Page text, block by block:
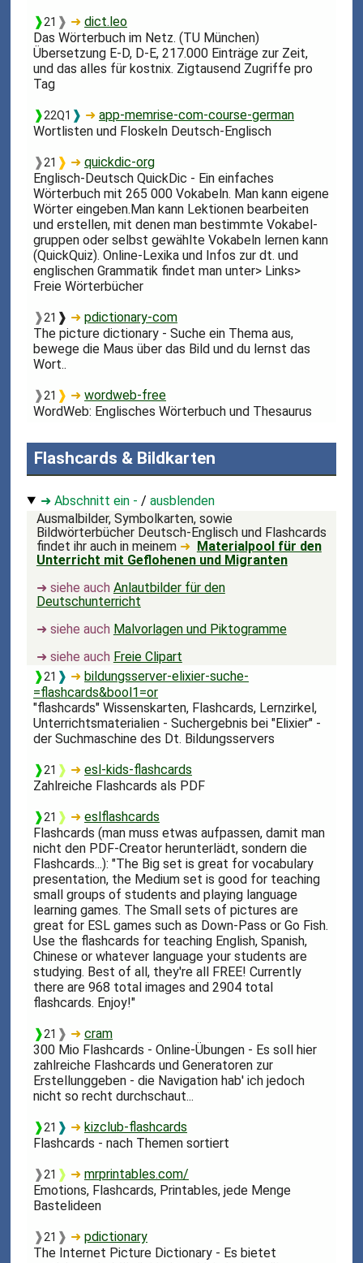
❱21 ❱ ➜dict.leo
Das Wörterbuch im Netz. (TU München)
Übersetzung E-D, D-E, 217.000 Einträge zur Zeit,
und das alles für kostnix. Zigtausend Zugriffe pro
Tag
❱22Q1 ❱ ➜app-memrise-com-course-german
Wortlisten und Floskeln Deutsch-Englisch
❱21 ❱ ➜quickdic-org
Englisch-Deutsch QuickDic - Ein einfaches
Wörterbuch mit 265 000 Vokabeln. Man kann eigene
Wörter eingeben.Man kann Lektionen bearbeiten
und erstellen, mit denen man bestimmte Vokabel-
gruppen oder selbst gewählte Vokabeln lernen kann
(QuickQuiz). Online-Lexika und Infos zur dt. und
englischen Grammatik findet man unter> Links>
Freie Wörterbücher
❱21 ❱ ➜pdictionary-com
The picture dictionary - Suche ein Thema aus,
bewege die Maus über das Bild und du lernst das
Wort..
❱21 ❱ ➜wordweb-free
WordWeb: Englisches Wörterbuch und Thesaurus
Flashcards & Bildkarten
➜ Abschnitt ein - /ausblenden
Ausmalbilder, Symbolkarten, sowie
Bildwörterbücher Deutsch-Englisch und Flashcards
findet ihr auch in meinem ➜
Materialpool für den
Unterricht mit Geflohenen und Migranten
➜ siehe auch Anlautbilder für den
Deutschunterricht
➜ siehe auch Malvorlagen und Piktogramme
➜ siehe auch Freie Clipart
❱21 ❱ ➜ bildungsserver-elixier-suche-
=flashcards&bool1=or
"flashcards" Wissenskarten, Flashcards, Lernzirkel,
Unterrichtsmaterialien - Suchergebnis bei "Elixier" -
der Suchmaschine des Dt. Bildungsservers
❱21 ❱ ➜esl-kids-flashcards
Zahlreiche Flashcards als PDF
❱21 ❱ ➜eslflashcards
Flashcards (man muss etwas aufpassen, damit man
nicht den PDF-Creator herunterlädt, sondern die
Flashcards...): "The Big set is great for vocabulary
presentation, the Medium set is good for teaching
small groups of students and playing language
learning games. The Small sets of pictures are
great for ESL games such as Down-Pass or Go Fish.
Use the flashcards for teaching English, Spanish,
Chinese or whatever language your students are
studying. Best of all, they're all FREE! Currently
there are 968 total images and 2904 total
flashcards. Enjoy!"
❱21 ❱ ➜cram
300 Mio Flashcards - Online-Übungen - Es soll hier
zahlreiche Flashcards und Generatoren zur
Erstellunggeben - die Navigation hab' ich jedoch
nicht so recht durchschaut...
❱21 ❱ ➜ kizclub-flashcards
Flashcards - nach Themen sortiert
❱21 ❱ ➜mrprintables.com/
Emotions, Flashcards, Printables, jede Menge
Bastelideen
❱21 ❱ ➜pdictionary
The Internet Picture Dictionary - Es bietet